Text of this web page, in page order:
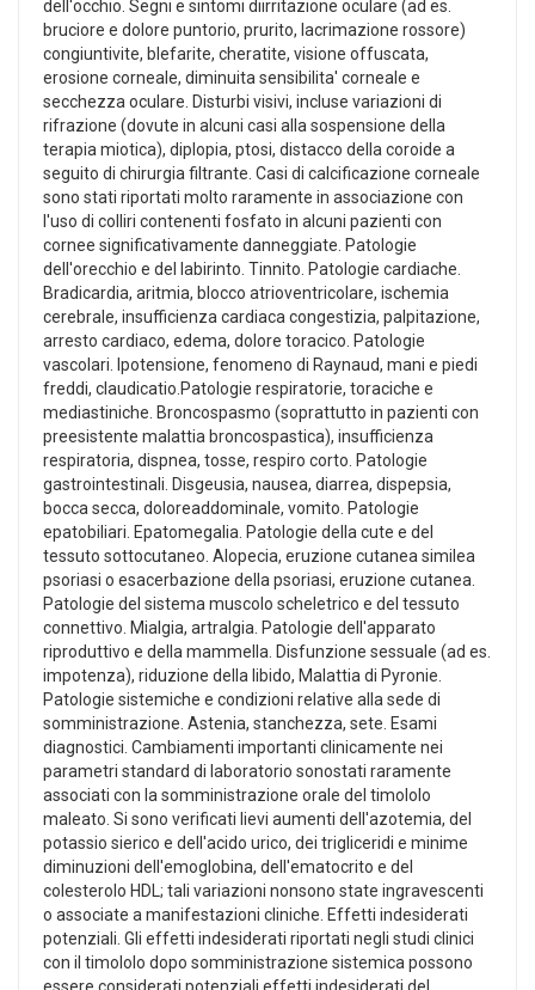
dell'occhio. Segni e sintomi diirritazione oculare (ad es.
bruciore e dolore puntorio, prurito, lacrimazione rossore)
congiuntivite, blefarite, cheratite, visione offuscata,
erosione corneale, diminuita sensibilita' corneale e
secchezza oculare. Disturbi visivi, incluse variazioni di
rifrazione (dovute in alcuni casi alla sospensione della
terapia miotica), diplopia, ptosi, distacco della coroide a
seguito di chirurgia filtrante. Casi di calcificazione corneale
sono stati riportati molto raramente in associazione con
l'uso di colliri contenenti fosfato in alcuni pazienti con
cornee significativamente danneggiate. Patologie
dell'orecchio e del labirinto. Tinnito. Patologie cardiache.
Bradicardia, aritmia, blocco atrioventricolare, ischemia
cerebrale, insufficienza cardiaca congestizia, palpitazione,
arresto cardiaco, edema, dolore toracico. Patologie
vascolari. Ipotensione, fenomeno di Raynaud, mani e piedi
freddi, claudicatio.Patologie respiratorie, toraciche e
mediastiniche. Broncospasmo (soprattutto in pazienti con
preesistente malattia broncospastica), insufficienza
respiratoria, dispnea, tosse, respiro corto. Patologie
gastrointestinali. Disgeusia, nausea, diarrea, dispepsia,
bocca secca, doloreaddominale, vomito. Patologie
epatobiliari. Epatomegalia. Patologie della cute e del
tessuto sottocutaneo. Alopecia, eruzione cutanea similea
psoriasi o esacerbazione della psoriasi, eruzione cutanea.
Patologie del sistema muscolo scheletrico e del tessuto
connettivo. Mialgia, artralgia. Patologie dell'apparato
riproduttivo e della mammella. Disfunzione sessuale (ad es.
impotenza), riduzione della libido, Malattia di Pyronie.
Patologie sistemiche e condizioni relative alla sede di
somministrazione. Astenia, stanchezza, sete. Esami
diagnostici. Cambiamenti importanti clinicamente nei
parametri standard di laboratorio sonostati raramente
associati con la somministrazione orale del timololo
maleato. Si sono verificati lievi aumenti dell'azotemia, del
potassio sierico e dell'acido urico, dei trigliceridi e minime
diminuzioni dell'emoglobina, dell'ematocrito e del
colesterolo HDL; tali variazioni nonsono state ingravescenti
o associate a manifestazioni cliniche. Effetti indesiderati
potenziali. Gli effetti indesiderati riportati negli studi clinici
con il timololo dopo somministrazione sistemica possono
essere considerati potenziali effetti indesiderati del